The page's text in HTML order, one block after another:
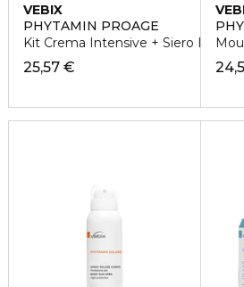
VEBIX
PHYTAMIN PROAGE
Kit Crema Intensive + Siero
25,57 €